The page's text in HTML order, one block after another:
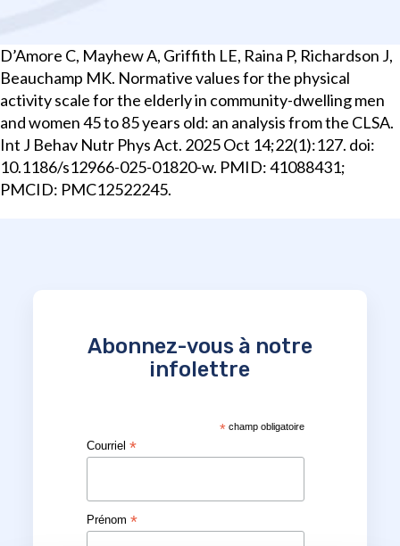
D’Amore C, Mayhew A, Griffith LE, Raina P, Richardson J,
Beauchamp MK. Normative values for the physical
activity scale for the elderly in community-dwelling men
and women 45 to 85 years old: an analysis from the CLSA.
Int J Behav Nutr Phys Act. 2025 Oct 14;22(1):127. doi:
10.1186/s12966-025-01820-w. PMID: 41088431;
PMCID: PMC12522245.
Abonnez-vous à notre
infolettre
*champ obligatoire
Courriel*
Prénom*